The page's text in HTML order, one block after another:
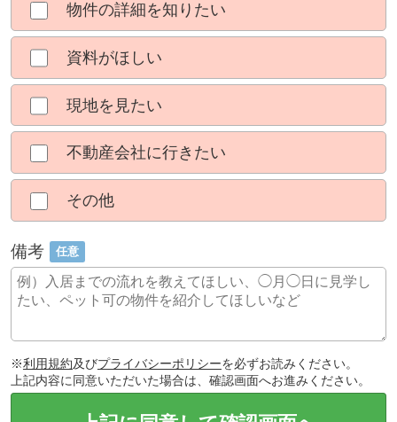
物件の詳細を知りたい
資料がほしい
現地を見たい
不動産会社に行きたい
その他
備考 任意
※利用規約及びプライバシーポリシーを必ずお読みください。
上記内容に同意いただいた場合は、確認画面へお進みください。